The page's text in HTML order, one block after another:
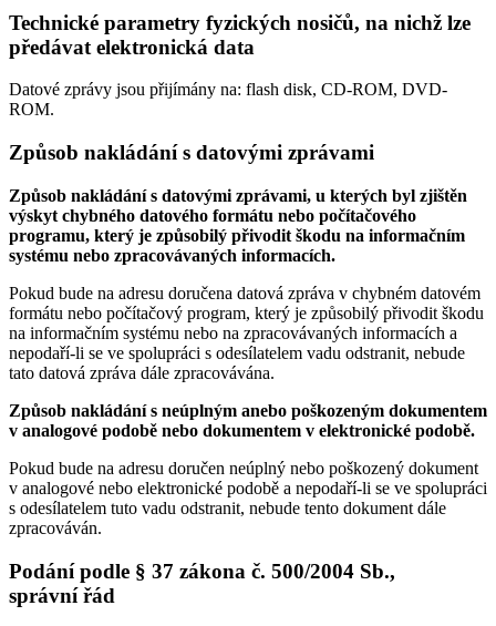
Technické parametry fyzických nosičů, na nichž lze
předávat elektronická data
Datové zprávy jsou přijímány na: flash disk, CD-ROM, DVD-
ROM.
Způsob nakládání s datovými zprávami
Způsob nakládání s datovými zprávami, u kterých byl zjištěn
výskyt chybného datového formátu nebo počítačového
programu, který je způsobilý přivodit škodu na informačním
systému nebo zpracovávaných informacích.
Pokud bude na adresu doručena datová zpráva v chybném datovém
formátu nebo počítačový program, který je způsobilý přivodit škodu
na informačním systému nebo na zpracovávaných informacích a
nepodaří-li se ve spolupráci s odesílatelem vadu odstranit, nebude
tato datová zpráva dále zpracovávána.
Způsob nakládání s neúplným anebo poškozeným dokumentem
v analogové podobě nebo dokumentem v elektronické podobě.
Pokud bude na adresu doručen neúplný nebo poškozený dokument
v analogové nebo elektronické podobě a nepodaří-li se ve spolupráci
s odesílatelem tuto vadu odstranit, nebude tento dokument dále
zpracováván.
Podání podle § 37 zákona č. 500/2004 Sb.,
správní řád